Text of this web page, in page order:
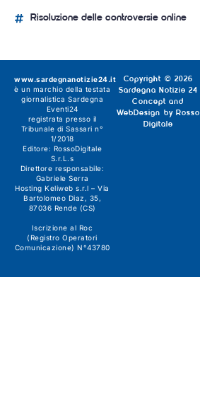
Risoluzione delle controversie online
Copyright © 2026
Sardegna Notizie 24
Concept and
WebDesign by Rosso
Digitale
www.sardegnanotizie24.it
è un marchio della testata
giornalistica Sardegna
Eventi24
registrata presso il
Tribunale di Sassari n°
1/2018
Editore: RossoDigitale
S.r.L.s
Direttore responsabile:
Gabriele Serra
Hosting Keliweb s.r.l – Via
Bartolomeo Diaz, 35,
87036 Rende (CS)
Iscrizione al Roc
(Registro Operatori
Comunicazione) N°43780